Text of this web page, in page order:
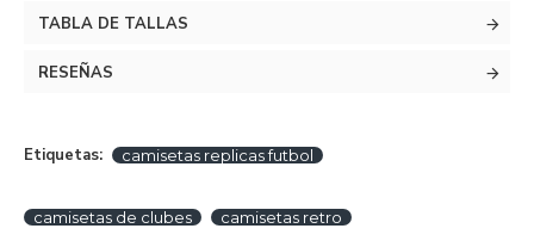
TABLA DE TALLAS
RESEÑAS
Etiquetas: camisetas replicas futbol
camisetas de clubes camisetas retro